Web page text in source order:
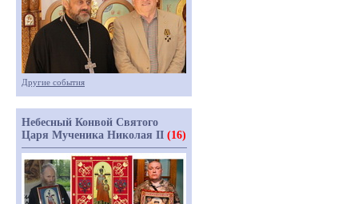
Другие события
Небесный Конвой Святого
Царя Мученика Николая II (16)